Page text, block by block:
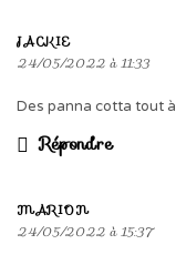
JACKIE
24/05/2022 à 11:33
Des panna cotta tout
Répondre
MARION
24/05/2022 à 15:37